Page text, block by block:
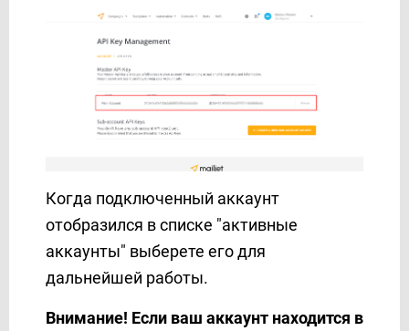
PeopleForce
Pipedrive
Platformly
Portmone
PostgreSQL
ProveSource
Reply.io
Resend
RO App
Когда подключенный аккаунт
отобразился в списке "активные
аккаунты" выберете его для
дальнейшей работы.
Внимание! Если ваш аккаунт находится в